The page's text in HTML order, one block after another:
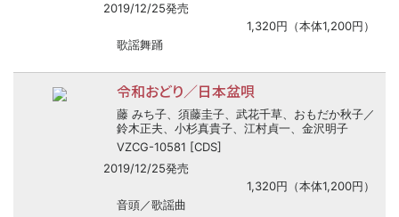
2019/12/25発売
1,320円（本体1,200円）
歌謡舞踊
令和おどり／日本盆唄
藤 みち子、須藤圭子、武花千草、おもだか秋子／
鈴木正夫、小杉真貴子、江村貞一、金沢明子
VZCG-10581 [CDS]
2019/12/25発売
1,320円（本体1,200円）
音頭／歌謡曲